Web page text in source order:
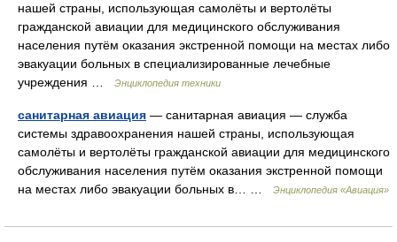
нашей страны, использующая самолёты и вертолёты
гражданской авиации для медицинского обслуживания
населения путём оказания экстренной помощи на местах либо
эвакуации больных в специализированные лечебные
учреждения …
Энциклопедия техники
санитарная авиация — санитарная авиация — служба
системы здравоохранения нашей страны, использующая
самолёты и вертолёты гражданской авиации для медицинского
обслуживания населения путём оказания экстренной помощи
на местах либо эвакуации больных в… …
Энциклопедия «Авиация»